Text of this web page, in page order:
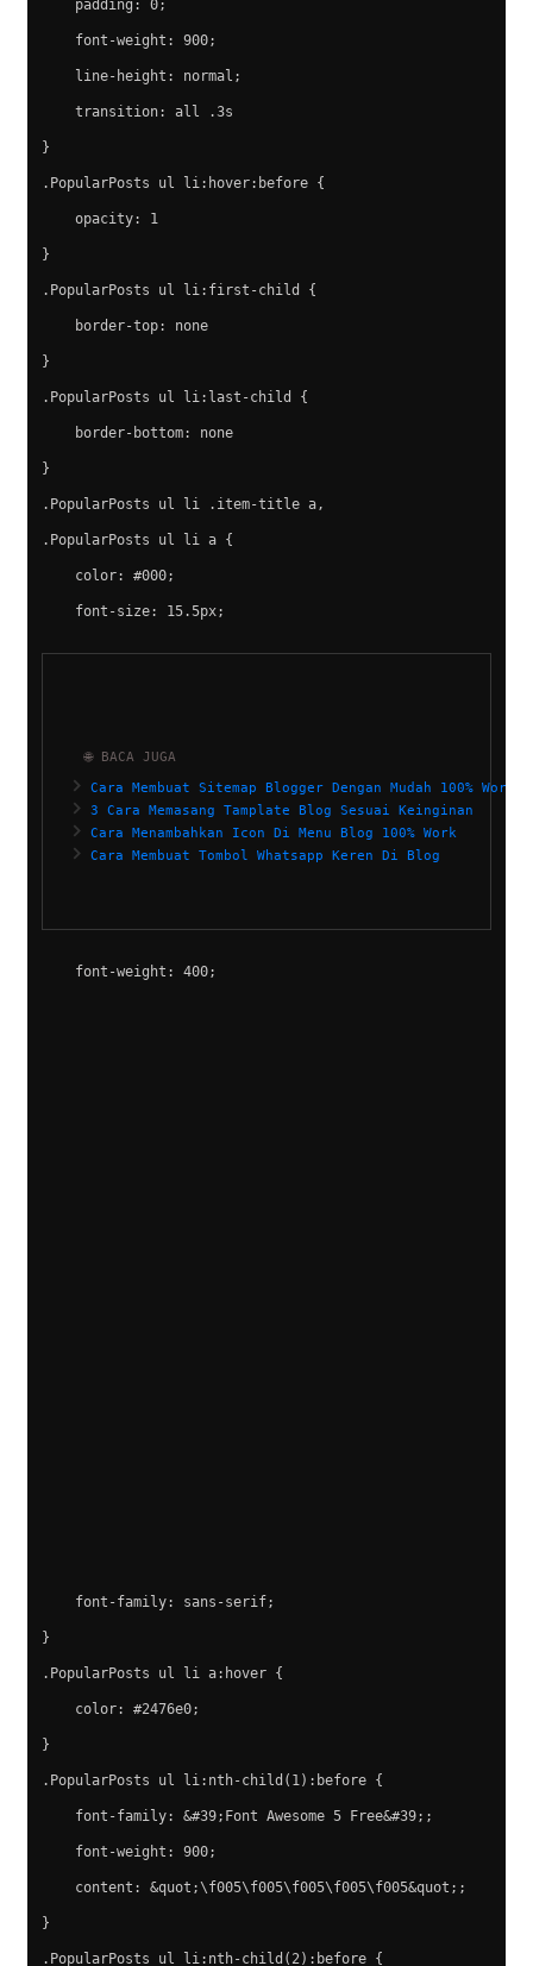
    padding: 0;
    font-weight: 900;
    line-height: normal;
    transition: all .3s
}
.PopularPosts ul li:hover:before {
    opacity: 1
}
.PopularPosts ul li:first-child {
    border-top: none
}
.PopularPosts ul li:last-child {
    border-bottom: none
}
.PopularPosts ul li .item-title a,
.PopularPosts ul li a {
    color: #000;
    font-size: 15.5px;
🌐 BACA JUGA
Cara Membuat Sitemap Blogger Dengan Mudah 100% Work
3 Cara Memasang Tamplate Blog Sesuai Keinginan
Cara Menambahkan Icon Di Menu Blog 100% Work
Cara Membuat Tombol Whatsapp Keren Di Blog
    font-weight: 400;
    font-family: sans-serif;
}
.PopularPosts ul li a:hover {
    color: #2476e0;
}
.PopularPosts ul li:nth-child(1):before {
    font-family: &#39;Font Awesome 5 Free&#39;;
    font-weight: 900;
    content: &quot;\f005\f005\f005\f005\f005&quot;;
}
.PopularPosts ul li:nth-child(2):before {